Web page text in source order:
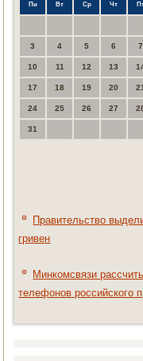
Пн Вт Ср Чт
3 4 5 6 7
10 11 12 13
17 18 19 20
24 25 26 27
31
Правительство
гривен
Минкомсвязи
телефонов российского